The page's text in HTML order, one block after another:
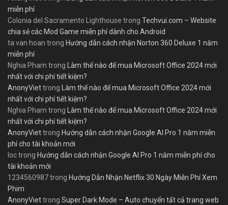
miễn phí
Colonia del Sacramento Lighthouse trong Techvui.com – Website
chia sẻ các Mod Game miễn phí dành cho Android
ta van hoan trong Hướng dẫn cách nhận Norton 360 Deluxe 1 năm
miễn phí
Nghia Pham trong Làm thế nào để mua Microsoft Office 2024 mới
nhất với chi phí tiết kiệm?
AnonyViettrong Làm thế nào để mua Microsoft Office 2024 mới
nhất với chi phí tiết kiệm?
Nghia Pham trong Làm thế nào để mua Microsoft Office 2024 mới
nhất với chi phí tiết kiệm?
AnonyViettrong Hướng dẫn cách nhận Google AI Pro 1 năm miễn
phí cho tài khoản mới
loctrong Hướng dẫn cách nhận Google AI Pro 1 năm miễn phí cho
tài khoản mới
1234560987trong Hướng Dẫn Nhận Netflix 30 Ngày Miễn Phí Xem
Phim
AnonyViettrong Super Dark Mode – Auto chuyển tất cả trang web